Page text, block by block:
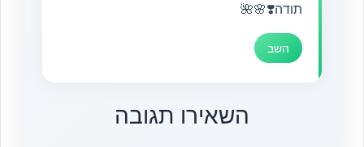
תודה❣️🌸🌺
השב
השאירו תגובה